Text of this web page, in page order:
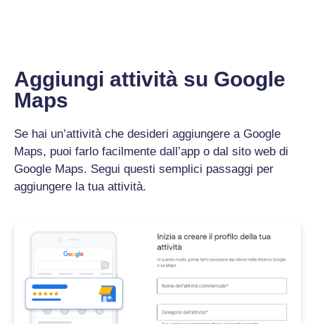
Aggiungi attività su Google
Maps
Se hai un’attività che desideri aggiungere a Google
Maps, puoi farlo facilmente dall’app o dal sito web di
Google Maps. Segui questi semplici passaggi per
aggiungere la tua attività.